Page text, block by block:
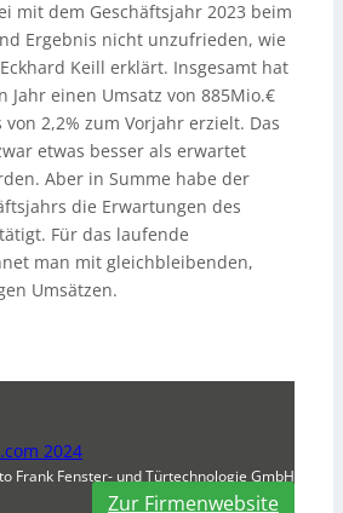
mit dem Geschäftsjahr 2023 beim
Ergebnis nicht unzufrieden, wie
Keill erklärt. Insgesamt hat
Jahr einen Umsatz von 885Mio.€
2,2% zum Vorjahr erzielt. Das
etwas besser als erwartet
Aber in Summe habe der
die Erwartungen des
Für das laufende
man mit gleichbleibenden,
Umsätzen.
2024
Frank Fenster- und Türtechnologie GmbH
Zur Firmenwebsite